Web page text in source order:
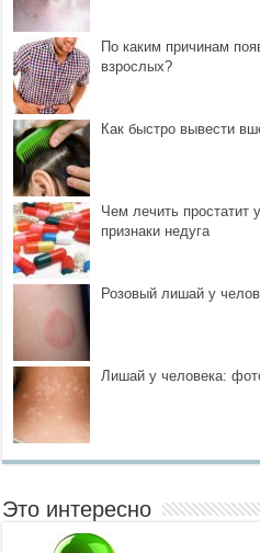
По каким причинам
взрослых?
Как быстро вывести
Чем лечить
признаки недуга
Розовый лишай у
Лишай у человека:
Это интересно